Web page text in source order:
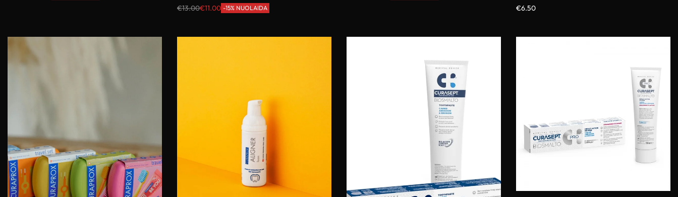
€13.00€11.00 -15% NUOLAIDA €6.50